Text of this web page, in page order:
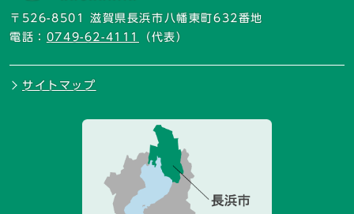
〒526-8501 滋賀県長浜市八幡東町632番地
電話： 0749-62-4111 （代表）
サイトマップ